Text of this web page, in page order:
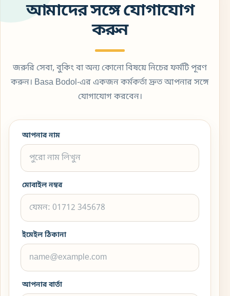
আমাদের সঙ্গে যোগাযোগ
করুন
জরুরি সেবা, বুকিং বা অন্য কোনো বিষয়ে নিচের ফর্মটি পূরণ
করুন। Basa Bodol-এর একজন কর্মকর্তা দ্রুত আপনার সঙ্গে
যোগাযোগ করবেন।
আপনার নাম
মোবাইল নম্বর
ইমেইল ঠিকানা
আপনার বার্তা